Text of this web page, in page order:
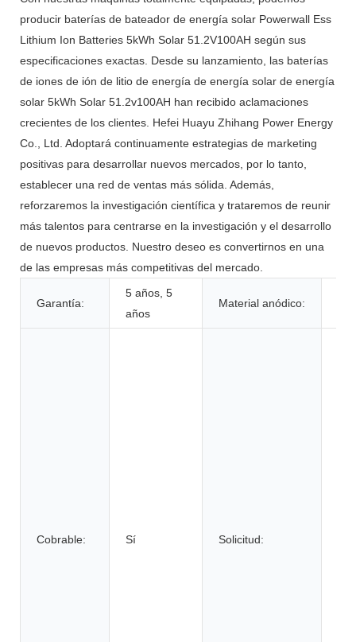
producir baterías de bateador de energía solar Powerwall Ess
Lithium Ion Batteries 5kWh Solar 51.2V100AH ​​según sus
especificaciones exactas. Desde su lanzamiento, las baterías
de iones de ión de litio de energía de energía solar de energía
solar 5kWh Solar 51.2v100AH ​​han recibido aclamaciones
crecientes de los clientes. Hefei Huayu Zhihang Power Energy
Co., Ltd. Adoptará continuamente estrategias de marketing
positivas para desarrollar nuevos mercados, por lo tanto,
establecer una red de ventas más sólida. Además,
reforzaremos la investigación científica y trataremos de reunir
más talentos para centrarse en la investigación y el desarrollo
de nuevos productos. Nuestro deseo es convertirnos en una
de las empresas más competitivas del mercado.
Garantía:
5 años, 5
años
Material anódico:
Cobrable: Sí Solicitud: